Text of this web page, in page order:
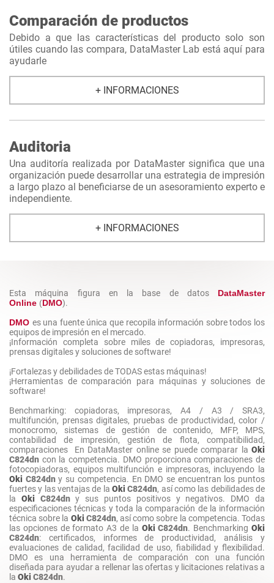
Comparación de productos
Debido a que las características del producto solo son
útiles cuando las compara, DataMaster Lab está aquí para
ayudarle
+ INFORMACIONES
Auditoria
Una auditoría realizada por DataMaster significa que una
organización puede desarrollar una estrategia de impresión
a largo plazo al beneficiarse de un asesoramiento experto e
independiente.
+ INFORMACIONES
Esta máquina figura en la base de datos DataMaster
Online (DMO).
DMO es una fuente única que recopila información sobre todos los
equipos de impresión en el mercado.
¡Información completa sobre miles de copiadoras, impresoras,
prensas digitales y soluciones de software!
¡Fortalezas y debilidades de TODAS estas máquinas!
¡Herramientas de comparación para máquinas y soluciones de
software!
Benchmarking: copiadoras, impresoras, A4 / A3 / SRA3,
multifunción, prensas digitales, pruebas de productividad, color /
monocromo, sistemas de gestión de contenido, MFP, MPS,
contabilidad de impresión, gestión de flota, compatibilidad,
comparaciones En DataMaster online se puede comparar la Oki
C824dn con la competencia. DMO proporciona comparaciones de
fotocopiadoras, equipos multifunción e impresoras, incluyendo la
Oki C824dny su competencia. En DMO se encuentran los puntos
fuertes y las ventajas de la Oki C824dn, así como las debilidades de
la Oki C824dny sus puntos positivos y negativos. DMO da
especificaciones técnicas y toda la comparación de la información
técnica sobre la Oki C824dn, así como sobre la competencia. Todas
las opciones de formato A3 de la Oki C824dn. BenchmarkingOki
C824dn: certificados, informes de productividad, análisis y
evaluaciones de calidad, facilidad de uso, fiabilidad y flexibilidad.
DMO es una herramienta de comparación con una función
diseñada para ayudar a rellenar las ofertas y licitaciones relativas a
la Oki C824dn.